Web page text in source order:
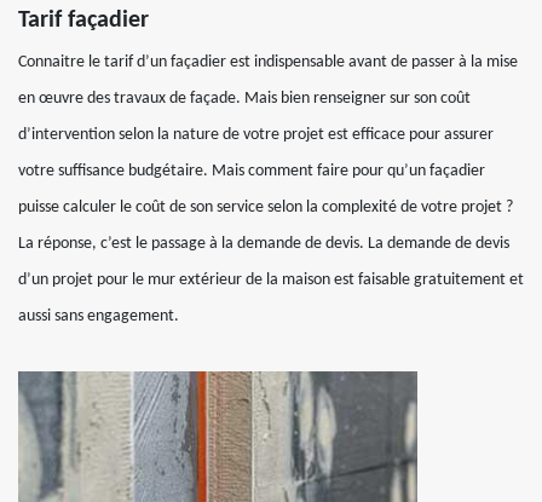
Tarif façadier
Connaitre le tarif d’un façadier est indispensable avant de passer à la mise
en œuvre des travaux de façade. Mais bien renseigner sur son coût
d’intervention selon la nature de votre projet est efficace pour assurer
votre suffisance budgétaire. Mais comment faire pour qu’un façadier
puisse calculer le coût de son service selon la complexité de votre projet ?
La réponse, c’est le passage à la demande de devis. La demande de devis
d’un projet pour le mur extérieur de la maison est faisable gratuitement et
aussi sans engagement.